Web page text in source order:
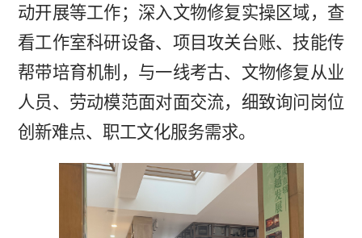
动开展等工作；深入文物修复实操区域，查
看工作室科研设备、项目攻关台账、技能传
帮带培育机制，与一线考古、文物修复从业
人员、劳动模范面对面交流，细致询问岗位
创新难点、职工文化服务需求。